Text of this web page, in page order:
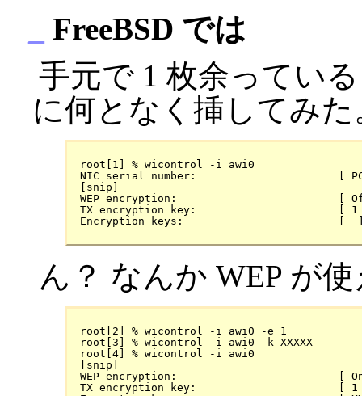
FreeBSD では
手元で 1 枚余ってい
に何となく挿してみた
root[1] % wicontrol -i awi0
NIC serial number:                      [
[snip]
WEP encryption:                         [
TX encryption key:                      [
ん？ なんか WEP が
root[2] % wicontrol -i awi0 -e 1
root[3] % wicontrol -i awi0 -k XXXXX
root[4] % wicontrol -i awi0
[snip]
WEP encryption:                         [
TX encryption key:                      [